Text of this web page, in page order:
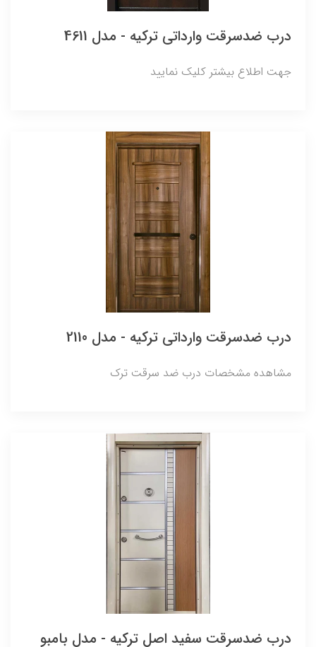
درب ضدسرقت وارداتی ترکیه - مدل 4611
جهت اطلاع بیشتر کلیک نمایید
درب ضدسرقت وارداتی ترکیه - مدل 2110
مشاهده مشخصات درب ضد سرقت ترک
درب ضدسرقت سفید اصل ترکیه - مدل بامبو